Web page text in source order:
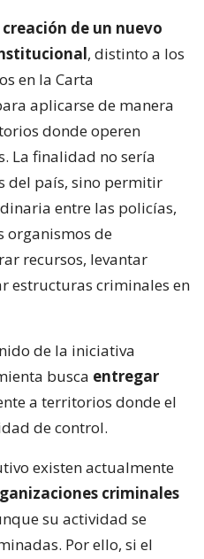
creación de un nuevo
, distinto a los
en la Carta
aplicarse de manera
donde operen
La finalidad no sería
del país, sino permitir
entre las policías,
organismos de
recursos, levantar
estructuras criminales en
de la iniciativa
busca entregar
a territorios donde el
de control.
existen actualmente
criminales
su actividad se
Por ello, si el